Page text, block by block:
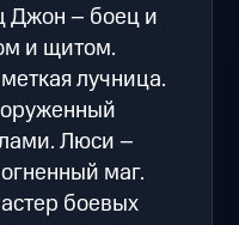
Джон – боец и
и щитом.
лучница.
Люси –
маг.
боевых